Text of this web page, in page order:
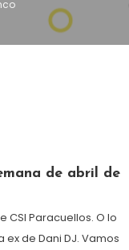
de abril de
CSI Paracuellos. O lo
de Dani DJ. Vamos